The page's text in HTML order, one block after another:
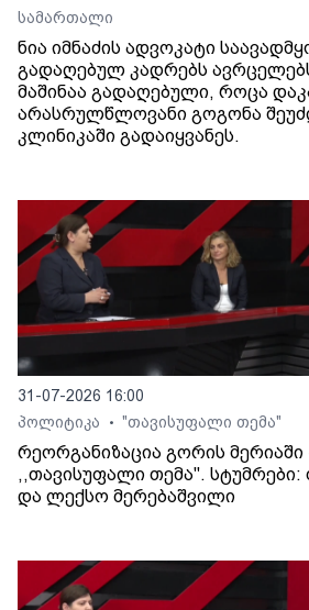
სამართალი
ნია იმნაძის ადვოკატი
გადაღებულ კადრებს
მაშინაა გადაღებული, როცა
არასრულწლოვანი გოგონა
კლინიკაში გადაიყვანეს.
31-07-2026 16:00
პოლიტიკა
• "თავისუფალი თემა"
რეორგანიზაცია გორის მერიაში
,,თავისუფალი თემა". სტუმრები:
და ლექსო მერებაშვილი